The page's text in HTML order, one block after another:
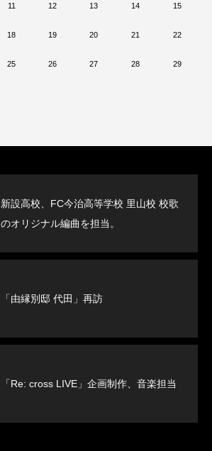
11 12 13 14 15
18 19 20 21 22
25 26 27 28 29
新設高校、FC今治高等学校 里山校 校歌
のオリジナル編曲を担当。
「由縁別邸 代田」再訪
「Re: cross LIVE」企画制作、音楽担当